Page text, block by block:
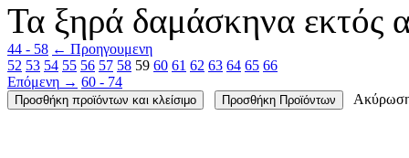
Τα ξηρά δαμάσκηνα εκτός
44 - 58 ← Προηγουμενη
52 53 54 55 56 57 58 59 60 61 62 63 64 65 66
Επόμενη → 60 - 74
Προσθήκη προϊόντων και κλείσιμο Προσθήκη Προϊόντων